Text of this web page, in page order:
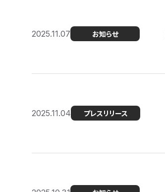
2025.11.07 お知らせ
2025.11.04 プレスリリース